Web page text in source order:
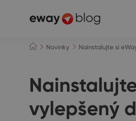
Novinky Nainstalujte si
vylepšený